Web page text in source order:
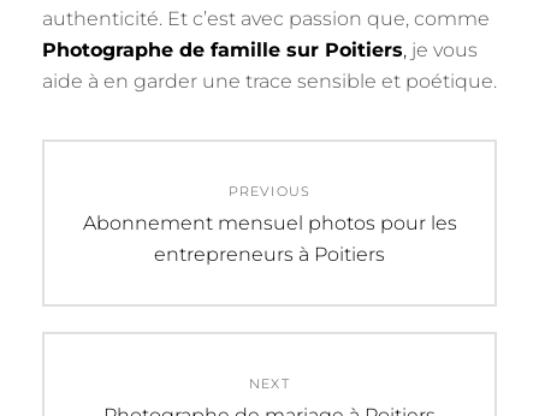
authenticité. Et c’est avec passion que, comme
Photographe de famille sur Poitiers, je vous
aide à en garder une trace sensible et poétique.
l’article
PREVIOUS
Previous
Abonnement mensuel photos pour les
entrepreneurs à Poitiers
NEXT